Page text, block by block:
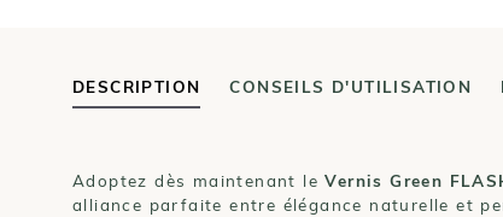
DESCRIPTION CONSEILS D'UTILISATION
Adoptez dès maintenant leVernis Green
alliance parfaite entre élégance naturelle et